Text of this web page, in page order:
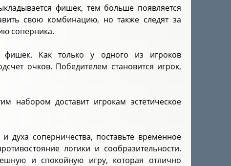
фишек, тем больше появляется
свою комбинацию, но также следят за
соперника.
фишек. Как только у одного из игроков
очков. Победителем становится игрок,
доставит игрокам эстетическое
соперничества, поставьте временное
логики и сообразительности.
и спокойную игру, которая отлично